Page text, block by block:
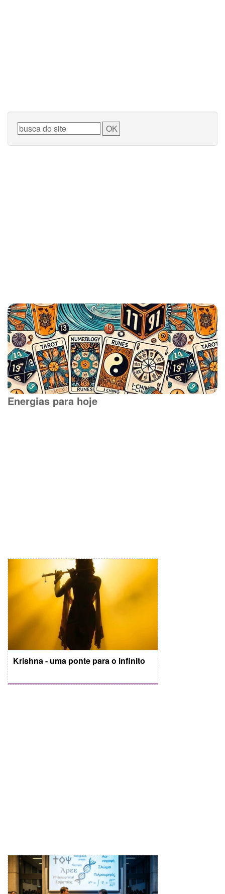
Energias para hoje
Krishna - uma ponte para o infinito